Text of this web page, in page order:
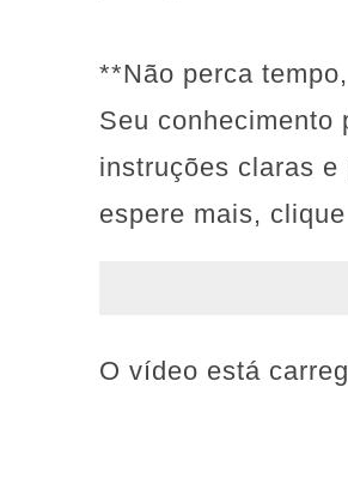
**Não perca
Seu conhecimento
instruções claras
espere mais,
O vídeo está